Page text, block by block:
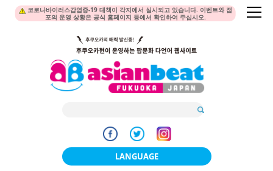
코로나바이러스감염증-19 대책이 각지에서 실시되고 있습니다. 이벤트와 점
포의 운영 상황은 공식 홈페이지 등에서 확인하여 주십시오.
LANGUAGE